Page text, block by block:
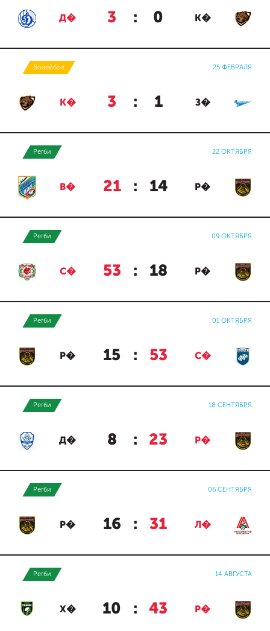
Д� 3 : 0 К�
Волейбол 25 ФЕВРАЛЯ
К� 3 : 1 З�
Регби 22 ОКТЯБРЯ
В� 21 : 14 Р�
Регби 09 ОКТЯБРЯ
С� 53 : 18 Р�
Регби 01 ОКТЯБРЯ
Р� 15 : 53 С�
Регби 18 СЕНТЯБРЯ
Д� 8 : 23 Р�
Регби 06 СЕНТЯБРЯ
Р� 16 : 31 Л�
Регби 14 АВГУСТА
Х� 10 : 43 Р�